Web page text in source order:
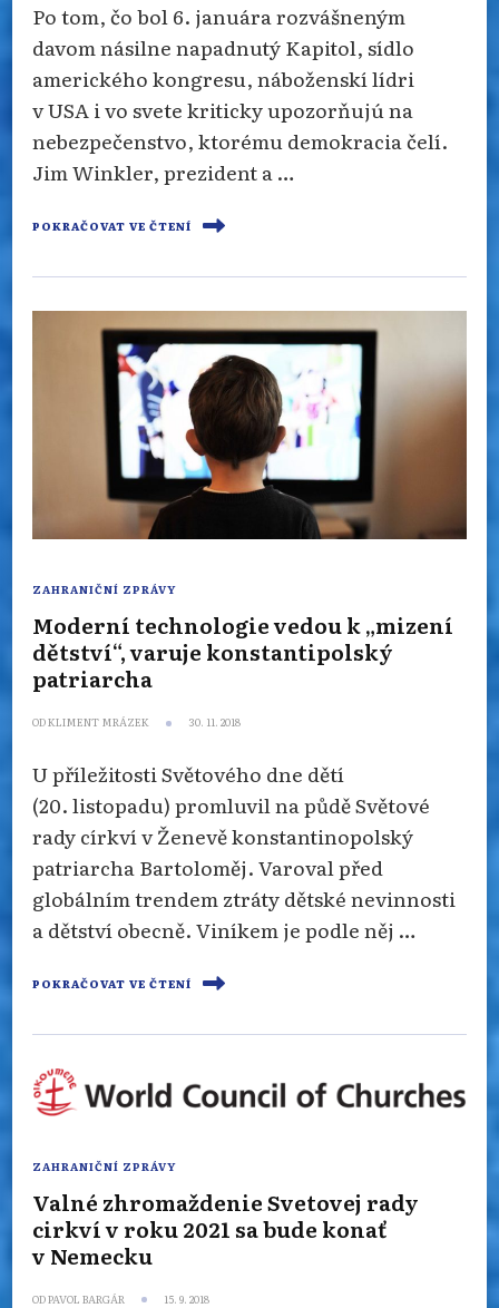
Po tom, čo bol 6. januára rozvášneným
davom násilne napadnutý Kapitol, sídlo
amerického kongresu, náboženskí lídri
v USA i vo svete kriticky upozorňujú na
nebezpečenstvo, ktorému demokracia čelí.
Jim Winkler, prezident a …
POKRAČOVAT VE ČTENÍ
ZAHRANIČNÍ ZPRÁVY
Moderní technologie vedou k „mizení
dětství“, varuje konstantipolský
patriarcha
ODKLIMENT MRÁZEK 30. 11. 2018
U příležitosti Světového dne dětí
(20. listopadu) promluvil na půdě Světové
rady církví v Ženevě konstantinopolský
patriarcha Bartoloměj. Varoval před
globálním trendem ztráty dětské nevinnosti
a dětství obecně. Viníkem je podle něj …
POKRAČOVAT VE ČTENÍ
ZAHRANIČNÍ ZPRÁVY
Valné zhromaždenie Svetovej rady
cirkví v roku 2021 sa bude konať
v Nemecku
ODPAVOL BARGÁR 15. 9. 2018